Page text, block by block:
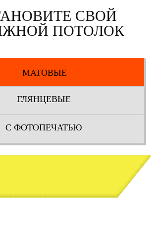
СВОЙ
ПОТОЛОК
МАТОВЫЕ
ГЛЯНЦЕВЫЕ
С ФОТОПЕЧАТЬЮ